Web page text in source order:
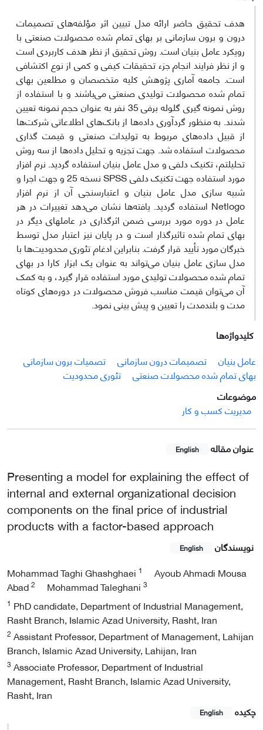
هدف تحقیق حاضر ارائه مدل تبیین اثر مؤلفه‌های تصمیمات
درون و برون سازمانی بر بهای تمام شده محصولات صنعتی با
رویکرد عامل بنیان است. روش تحقیق از نظر هدف کاربردی است
و از نظر فرایند انجام جزء تحقیقات کیفی و کمی از نوع اکتشافی
است. جامعه آماری پژوهش کلیه متخصصان و مطلعین بهای
تمام شده محصولات تولیدی صنعتی می‌باشند و با استفاده از
روش نمونه گیری گلوله برفی 35 نفر به عنوان حجم نمونه تعیین
شدند. به منظور گردآوری داده‌ها از بانک‌های اطلاعاتی شرکت‌ها
از قبیل داده‌های مربوط به تولیدات صنعتی و قیمت گذاری
محصولات استفاده شد. جهت تجزیه و تحلیل داده‌ها از سه روش
تحلیلتم، تکنیک دلفی و مدل عامل بنیان استفاده گردید. نرم افزار
مورد استفاده جهت تکنیک دلفی SPSS نسخه 25 و جهت اجرا و
شبیه سازی مدل عامل بنیان و اعتبارسنجی آن از نرم افزار
Netlogo استفاده گردید. یافته‌ها نشان می‌دهد تغییرات در هر
عامل در دوره مورد بررسی ضمن اثرگذاری در عاملهای دیگر در
بهای تمام شده تاثیرگذار است و در پایان نیز اعتبار مدل توسط
خبرگان مورد تأیید قرار گرفت. بنابراین ادغام تئوری محدودیت‌ها با
مدل سازی عامل بنیان می‌تواند به عنوان یک ابزار کارا در بهای
تمام شده محصولات تولیدی مورد استفاده قرار گیرد، و به کمک
آن می‌توان قیمت مناسب فروش محصولات در دوره‌های کوتاه
مدت و بلندمدت را تعیین و پیش بینی نمود.
کلیدواژه‌ها
عامل بنیان
تصمیمات درون سازمانی
تصمیات برون سازمانی
بهای تمام شده محصولات صنعتی
تئوری محدودیت
موضوعات
مدیریت کسب و کار
عنوان مقاله English
Presenting a model for explaining the effect of
internal and external organizational decision
components on the final price of industrial
products with a factor-based approach
نویسندگان English
Mohammad Taghi Ghashghaei 1
Ayoub Ahmadi Mousa
Abad2 Mohammad Taleghani 3
1 PhD candidate, Department of Industrial Management,
Rasht Branch, Islamic Azad University, Rasht, Iran
2 Assistant Professor, Department of Management, Lahijan
Branch, Islamic Azad University, Lahijan, Iran
3 Associate Professor, Department of Industrial
Management, Rasht Branch, Islamic Azad University,
Rasht, Iran
چکیده
English